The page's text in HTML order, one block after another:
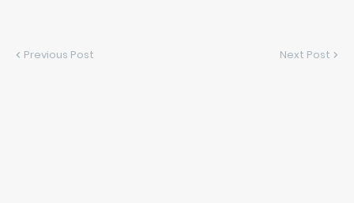
Previous Post Next Post